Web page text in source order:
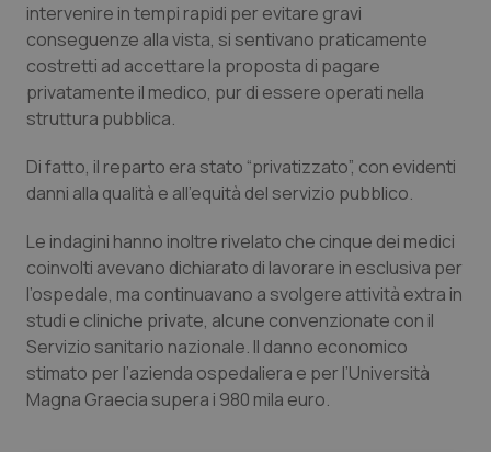
Veneto
Oncoematologia
Oncologia & Nutrizione
Psoriasi & pelle
Quotidiano Cardiologia
Quotidiano Chirurgia
Quotidiano Oncologia
Quotidiano Pediatria
intervenire in tempi rapidi per evitare gravi
conseguenze alla vista, si sentivano praticamente
costretti ad accettare la proposta di pagare
privatamente il medico, pur di essere operati nella
struttura pubblica.
Di fatto, il reparto era stato “privatizzato”, con evidenti
danni alla qualità e all’equità del servizio pubblico.
Le indagini hanno inoltre rivelato che cinque dei medici
coinvolti avevano dichiarato di lavorare in esclusiva per
l’ospedale, ma continuavano a svolgere attività extra in
studi e cliniche private, alcune convenzionate con il
Servizio sanitario nazionale. Il danno economico
stimato per l’azienda ospedaliera e per l’Università
Magna Graecia supera i 980 mila euro.